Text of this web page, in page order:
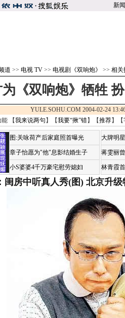
新闻
道 >> 电视 TV>> 电视剧《双响炮》 >> 相关
《双响炮》牺牲
YULE.SOHU.COM 2004-02-24
【我来说两句 】【我要“揪”错】【推荐】【
图:关咏荷产后家庭照首曝光
章子怡愿为"他"息影结婚生子
小S婆婆4千万豪宅慰劳媳妇
大牌明
蒋雯丽
林青霞
闺房中听真人秀(图) 北京升级